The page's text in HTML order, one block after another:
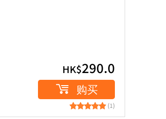
HK$290.0
购买
(1)